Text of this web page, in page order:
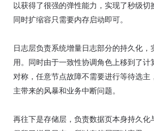
以获得了很强的弹性能力，实现了秒级切
同时扩缩容只需要内存启动即可。
日志层负责系统增量日志部分的持久化，
用。同时由于一致性协调角色上移到了计
对称，任意节点故障不需要进行等待选主
主带来的风暴和业务中断问题。
再往下是存储层，负责数据页本身持久化